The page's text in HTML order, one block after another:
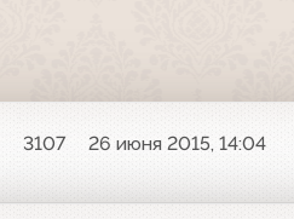
3107
26 июня 2015, 14:04